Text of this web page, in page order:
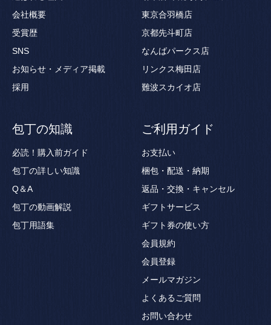
会社概要
受賞歴
SNS
お知らせ・メディア掲載
採用
東京合羽橋店
京都先斗町店
なんばパークス店
リンクス梅田店
難波スカイオ店
包丁の知識
必読！購入前ガイド
包丁の詳しい知識
Q＆A
包丁の動画解説
包丁用語集
ご利用ガイド
お支払い
梱包・配送・納期
返品・交換・キャンセル
ギフトサービス
ギフト券の使い方
会員規約
会員登録
メールマガジン
よくあるご質問
お問い合わせ